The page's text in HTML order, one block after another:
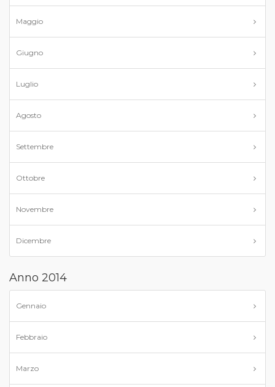
Maggio
Giugno
Luglio
Agosto
Settembre
Ottobre
Novembre
Dicembre
Anno 2014
Gennaio
Febbraio
Marzo